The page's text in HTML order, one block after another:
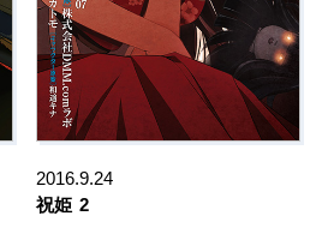
2016.9.24
祝姫 2